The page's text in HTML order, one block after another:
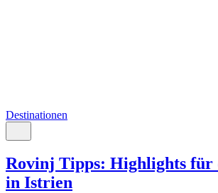
Destinationen
Rovinj Tipps: Highlights für
in Istrien